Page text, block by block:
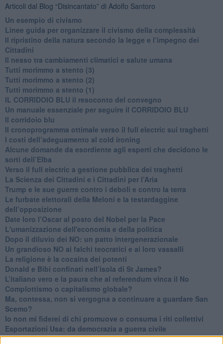
Articoli dal Blog “Disincantato” di Adolfo Santoro
​Un esempio di civismo
​Linee guida per organizzare il civismo della complessità
​Il ripristino della natura secondo la legge e l’impegno dei
Cittadini
Il nesso tra cambiamenti climatici e salute umana
Tutti morimmo a stento (3)
Tutti morimmo a stento (2)
​Tutti morimmo a stento (1)
IL CORRIDOIO BLU il resoconto del convegno
Un manuale essenziale per seguire il CORRIDOIO BLU
Il corridoio blu
​Il cronoprogramma ottimale verso il full electric sui traghetti
​I costi dell’adeguamento al cold ironing
Alcune domande da esordiente agli esperti che decidono le
sorti dell’Elba
Verso il full electric a gestione pubblica dei traghetti​
​La Scienza dei Cittadini e i Cittadini per l’Aria
Trump e le sue guerre contro i deboli e contro la terra
​Le furbate elettorali della Meloni e la testardaggine
dell’opposizione
​Date loro l’Oscar al posto del Nobel per la Pace
L'umanizzazione dell'economia e della politica
​Dopo il diluvio dei NO: un patto intergenerazionale
​Un grandioso NO ai falchi teocratici e ai loro vassalli
La religione è la cocaina dei potenti
Donald e Bibi confinati nell’isola di St James?
L’italiano vero e la paura che al referendum vinca il No
​Complottismo o capitalismo globale?
​Ma, contessa, non si vergogna a continuare a guardare San
Scemo?
​Io non mi fiderei di chi promuove o consuma i riti collettivi
Esportazioni Usa: da democrazia a guerra civile
​I vestiti nuovi degli imperatori baltici